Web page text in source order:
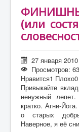
(или
27 января 2010
Просмотров:
Нравится1 Плохо0
Привыкайте
ненужный
кратко. Агни-
о старых
Наверное, я её